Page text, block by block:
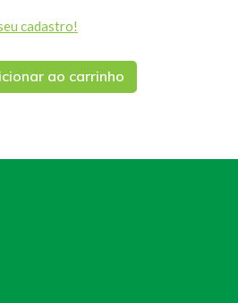
cadastro!
ao carrinho